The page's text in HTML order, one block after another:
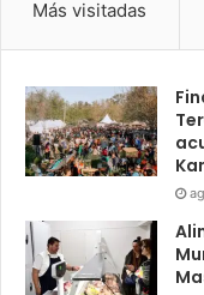
Más visitadas